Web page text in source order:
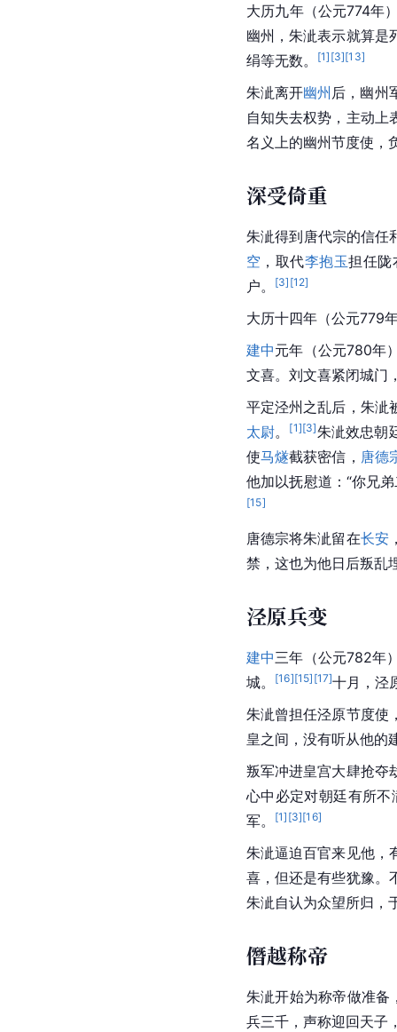
大历九年（公元774年
幽州，朱泚表示就算是
绢等无数。
[1] [3][13]
朱泚离开幽州 后，幽州
自知失去权势，主动上
名义上的幽州节度使，
深受倚重
朱泚得到唐代宗的信任
空 ，取代李抱玉担任陇
户。
[3] [12]
大历十四年（公元779
建中元年（公元780年
文喜。刘文喜紧闭城门
平定泾州之乱后，朱泚
太尉。 [1][3]朱泚效忠朝
使马燧截获密信， 唐德
他加以抚慰道：“你兄
[15]
唐德宗将朱泚留在长安
禁，这也为他日后叛乱
泾原兵变
建中三年（公元782年
城。
[16][15] [17]十月，泾
朱泚曾担任泾原节度使
皇之间，没有听从他的
叛军冲进皇宫大肆抢夺
心中必定对朝廷有所
军。
[1] [3][16]
朱泚逼迫百官来见他，
喜，但还是有些犹豫。
朱泚自认为众望所归，
僭越称帝
朱泚开始为称帝做准备
兵三千，声称迎回天子